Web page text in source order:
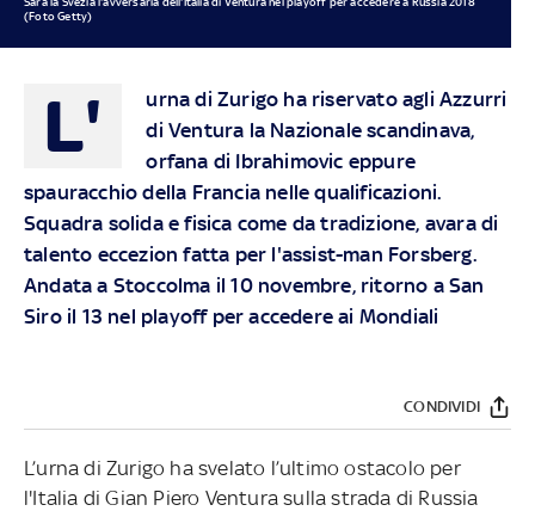
(Foto Getty)
L'
urna di Zurigo ha riservato agli Azzurri
di Ventura la Nazionale scandinava,
orfana di Ibrahimovic eppure
spauracchio della Francia nelle qualificazioni.
Squadra solida e fisica come da tradizione, avara di
talento eccezion fatta per l'assist-man Forsberg.
Andata a Stoccolma il 10 novembre, ritorno a San
Siro il 13 nel playoff per accedere ai Mondiali
CONDIVIDI
L’urna di Zurigo ha svelato l’ultimo ostacolo per
l'Italia di Gian Piero Ventura sulla strada di Russia